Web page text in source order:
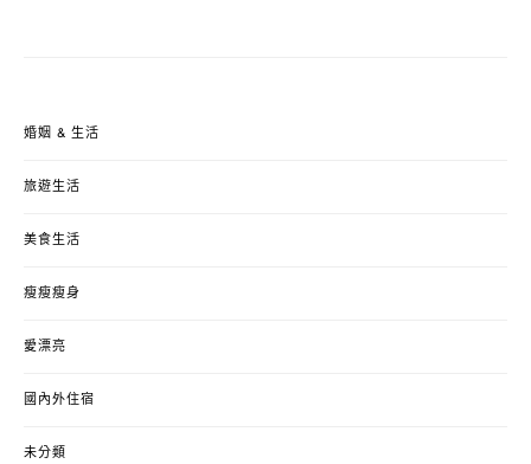
婚姻 & 生活
旅遊生活
美食生活
瘦瘦瘦身
愛漂亮
國內外住宿
未分類